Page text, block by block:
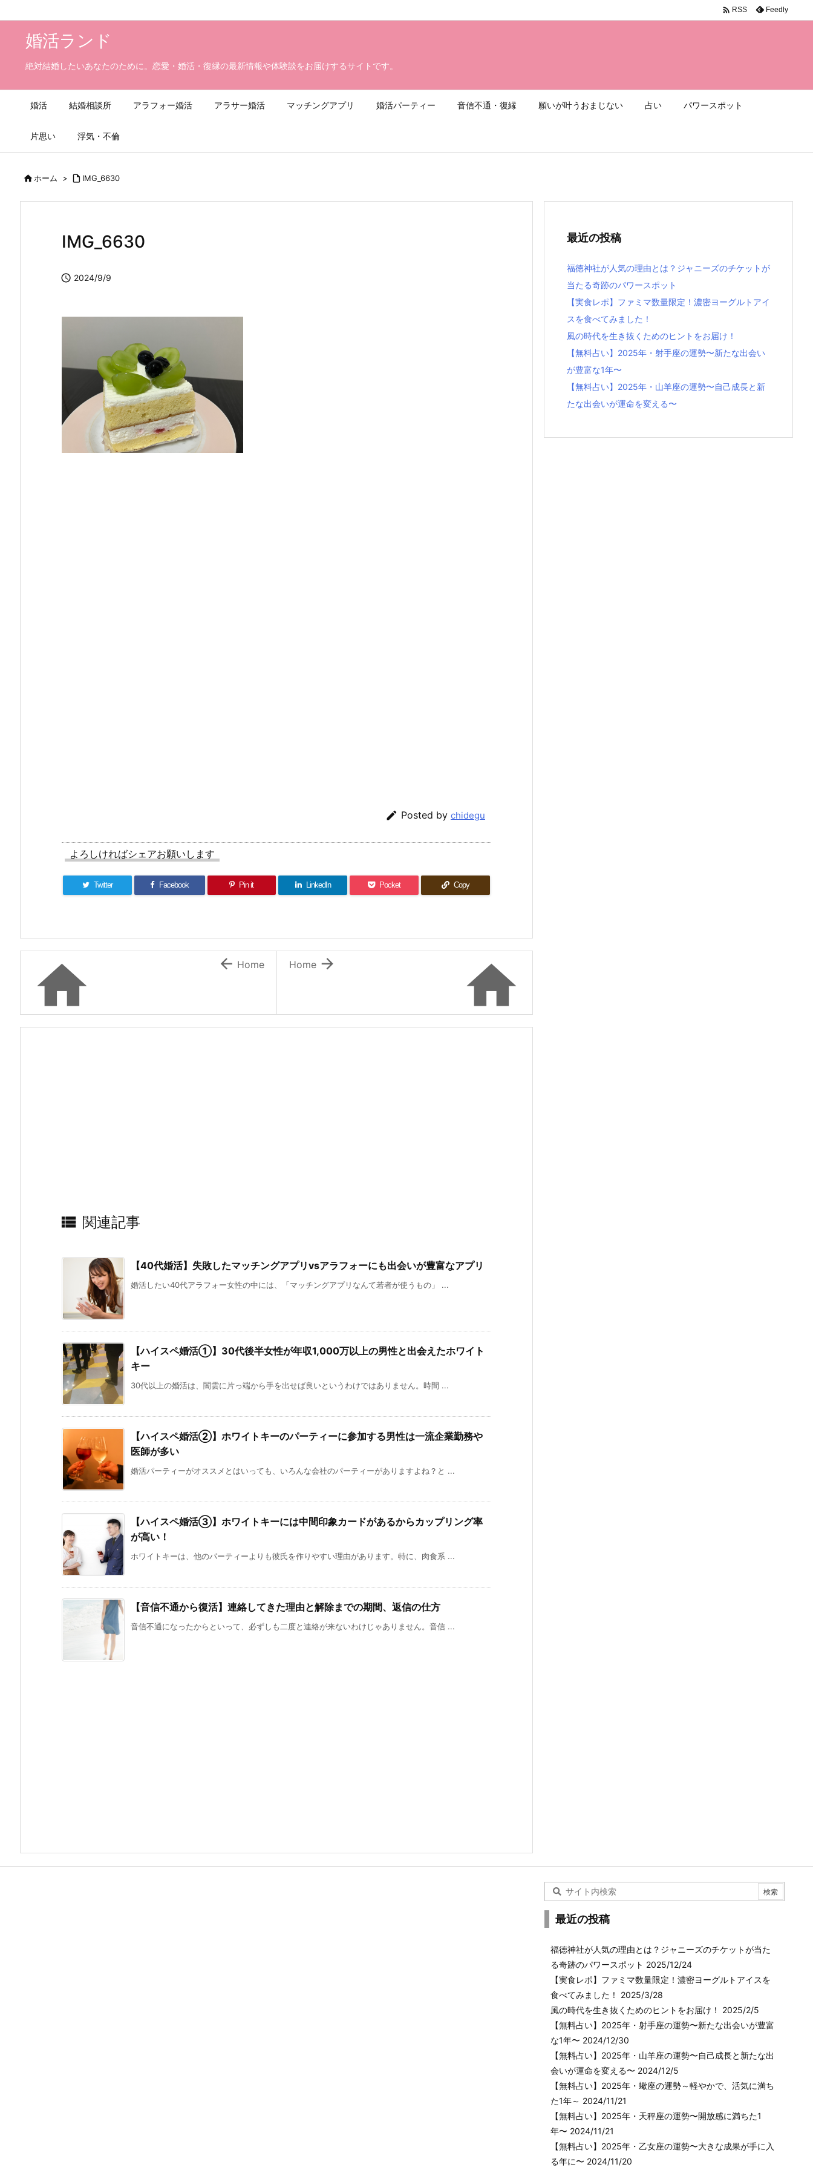
婚活ランド
絶対結婚したいあなたのために。恋愛・婚活・復縁の最新情報や体験談をお届けするサイトです。
婚活 結婚相談所 アラフォー婚活 アラサー婚活 マッチングアプリ 婚活パーティー 音信不通・復縁 願いが叶うおまじない 占い パワースポット
片思い 浮気・不倫
 RSS Feedly
ホーム >  IMG_6630
IMG_6630
 2024/9/9
 Posted by chidegu
よろしければシェアお願いします
Twitter Facebook Pin it LinkedIn Pocket Copy


Home
  Home
 関連記事
【40代婚活】失敗したマッチングアプリvsアラフォーにも出会いが豊富なアプリ
婚活したい40代アラフォー女性の中には、「マッチングアプリなんて若者が使うもの」 ...
【ハイスペ婚活①】30代後半女性が年収1,000万以上の男性と出会えたホワイト
キー
30代以上の婚活は、闇雲に片っ端から手を出せば良いというわけではありません。時間 ...
【ハイスペ婚活②】ホワイトキーのパーティーに参加する男性は一流企業勤務や
医師が多い
婚活パーティーがオススメとはいっても、いろんな会社のパーティーがありますよね？と ...
【ハイスペ婚活③】ホワイトキーには中間印象カードがあるからカップリング率
が高い！
ホワイトキーは、他のパーティーよりも彼氏を作りやすい理由があります。特に、肉食系 ...
【音信不通から復活】連絡してきた理由と解除までの期間、返信の仕方
音信不通になったからといって、必ずしも二度と連絡が来ないわけじゃありません。音信 ...
最近の投稿
福徳神社が人気の理由とは？ジャニーズのチケットが
当たる奇跡のパワースポット
【実食レポ】ファミマ数量限定！濃密ヨーグルトアイ
スを食べてみました！
風の時代を生き抜くためのヒントをお届け！
【無料占い】2025年・射手座の運勢〜新たな出会い
が豊富な1年〜
【無料占い】2025年・山羊座の運勢〜自己成長と新
たな出会いが運命を変える〜
最近の投稿
福徳神社が人気の理由とは？ジャニーズのチケットが当た
る奇跡のパワースポット 2025/12/24
【実食レポ】ファミマ数量限定！濃密ヨーグルトアイスを
食べてみました！
2025/3/28
風の時代を生き抜くためのヒントをお届け！
2025/2/5
【無料占い】2025年・射手座の運勢〜新たな出会いが豊富
な1年〜 2024/12/30
【無料占い】2025年・山羊座の運勢〜自己成長と新たな出
会いが運命を変える〜 2024/12/5
【無料占い】2025年・蠍座の運勢～軽やかで、活気に満ち
た1年～ 2024/11/21
【無料占い】2025年・天秤座の運勢〜開放感に満ちた1
年〜 2024/11/21
【無料占い】2025年・乙女座の運勢〜大きな成果が手に入
る年に〜 2024/11/20